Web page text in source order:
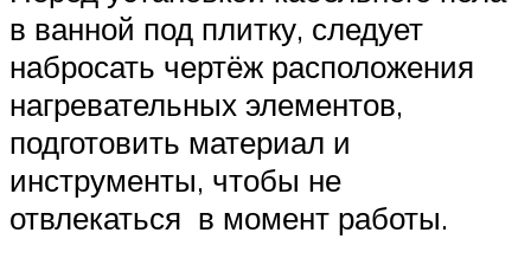
в ванной под плитку, следует
набросать чертёж расположения
нагревательных элементов,
подготовить материал и
инструменты, чтобы не
отвлекаться в момент работы.